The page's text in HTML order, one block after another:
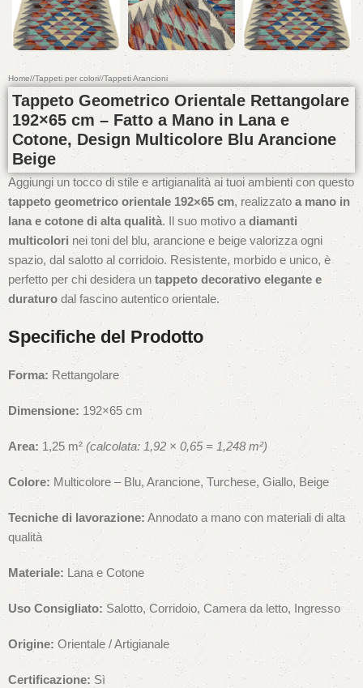
Home/ Tappeti per colori/ Tappeti Arancioni
Tappeto Geometrico Orientale Rettangolare
192×65 cm – Fatto a Mano in Lana e
Cotone, Design Multicolore Blu Arancione
Beige
Aggiungi un tocco di stile e artigianalità ai tuoi ambienti con questo
tappeto geometrico orientale 192×65 cm, realizzato a mano in
lana e cotone di alta qualità. Il suo motivo a diamanti
multicolorinei toni del blu, arancione e beige valorizza ogni
spazio, dal salotto al corridoio. Resistente, morbido e unico, è
perfetto per chi desidera un tappeto decorativo elegante e
duraturo dal fascino autentico orientale.
Specifiche del Prodotto
Forma:Rettangolare
Dimensione: 192×65 cm
Area: 1,25 m² (calcolata: 1,92 × 0,65 = 1,248 m²)
Colore:Multicolore – Blu, Arancione, Turchese, Giallo, Beige
Tecniche di lavorazione: Annodato a mano con materiali di alta
qualità
Materiale: Lana e Cotone
Uso Consigliato: Salotto, Corridoio, Camera da letto, Ingresso
Origine: Orientale / Artigianale
Certificazione: Sì